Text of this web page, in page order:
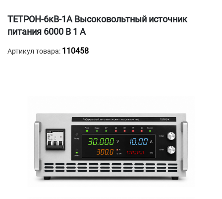
ТЕТРОН-6кВ-1А Высоковольтный источник
питания 6000 В 1 А
Артикул товара: 110458